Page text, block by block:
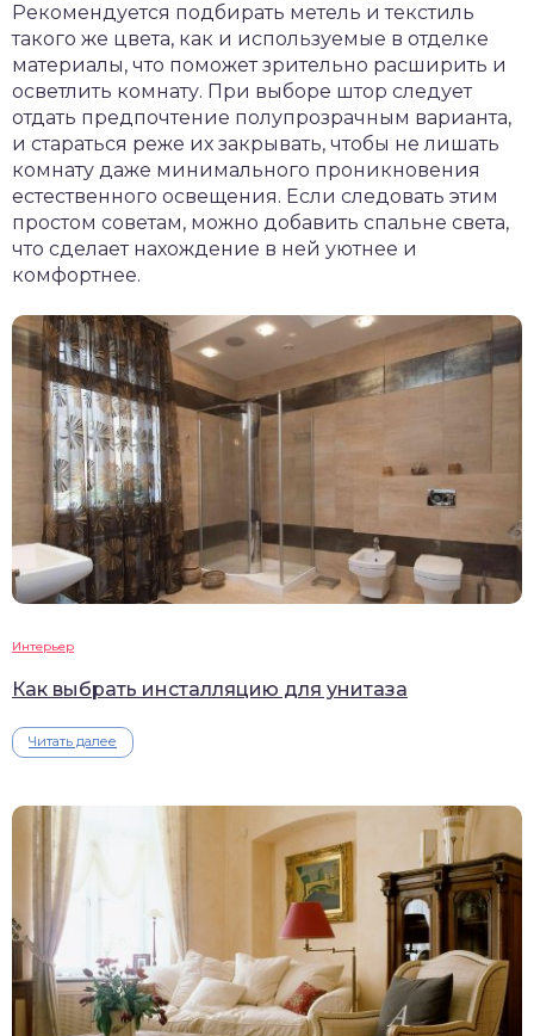
Рекомендуется подбирать метель и текстиль
такого же цвета, как и используемые в отделке
материалы, что поможет зрительно расширить и
осветлить комнату. При выборе штор следует
отдать предпочтение полупрозрачным варианта,
и стараться реже их закрывать, чтобы не лишать
комнату даже минимального проникновения
естественного освещения. Если следовать этим
простом советам, можно добавить спальне света,
что сделает нахождение в ней уютнее и
комфортнее.
Интерьер
Как выбрать инсталляцию для унитаза
Читать далее